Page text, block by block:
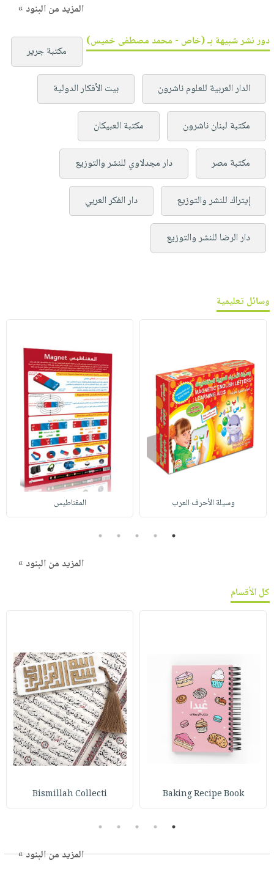
المزيد من البنود »
دور نشر شبيهة بـ (خاص - محمد مصطفى خميس)
مكتبة جرير
الدار العربية للعلوم ناشرون بيت الأفكار الدولية
مكتبة لبنان ناشرون مكتبة العبيكان
مكتبة مصر دار مجدلاوي للنشر والتوزيع
إيتراك للنشر والتوزيع دار الفكر العربي
دار الرضا للنشر والتوزيع
وسائل تعليمية
وسيلة الأحرف العرب المغناطيس
1
2
3
4
5
المزيد من البنود »
كل الأقسام
Baking Recipe Book
Bismillah Collecti
1
2
3
4
5
المزيد من البنود »